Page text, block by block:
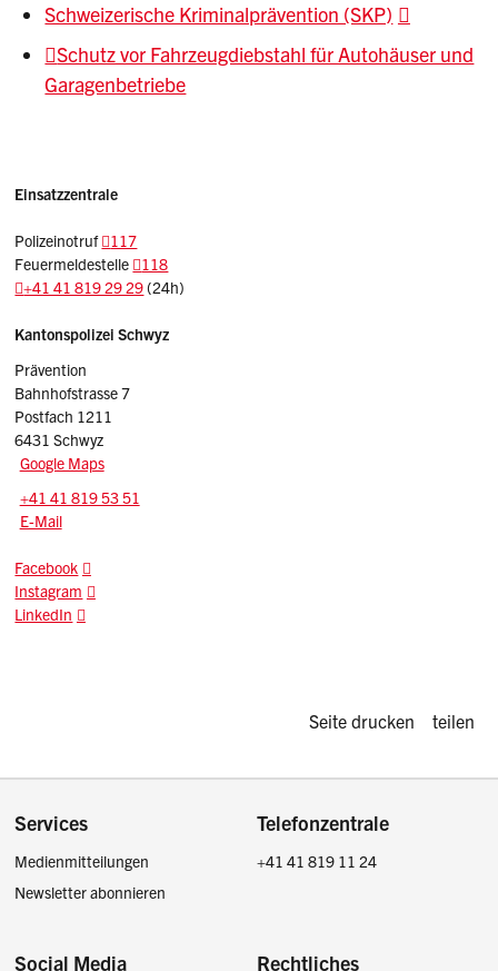
Schweizerische Kriminalprävention (SKP)
Schutz vor Fahrzeugdiebstahl für Autohäuser und
Garagenbetriebe
Einsatzzentrale
Polizeinotruf
117
Feuermeldestelle
118
+41 41 819 29 29(24h)
Sidebar
Adresse
Kantonspolizei Schwyz
Prävention
Bahnhofstrasse 7
Postfach 1211
6431 Schwyz
Google Maps
Tel.:
+41 41 819 53 51
E-Mail: praevention.kapo
E-Mail
Facebook
Instagram
LinkedIn
Diese Seite
Seite drucken teilen
Footer
Services
Medienmitteilungen
Newsletter abonnieren
Telefonzentrale
+41 41 819 11 24
Social Media Rechtliches